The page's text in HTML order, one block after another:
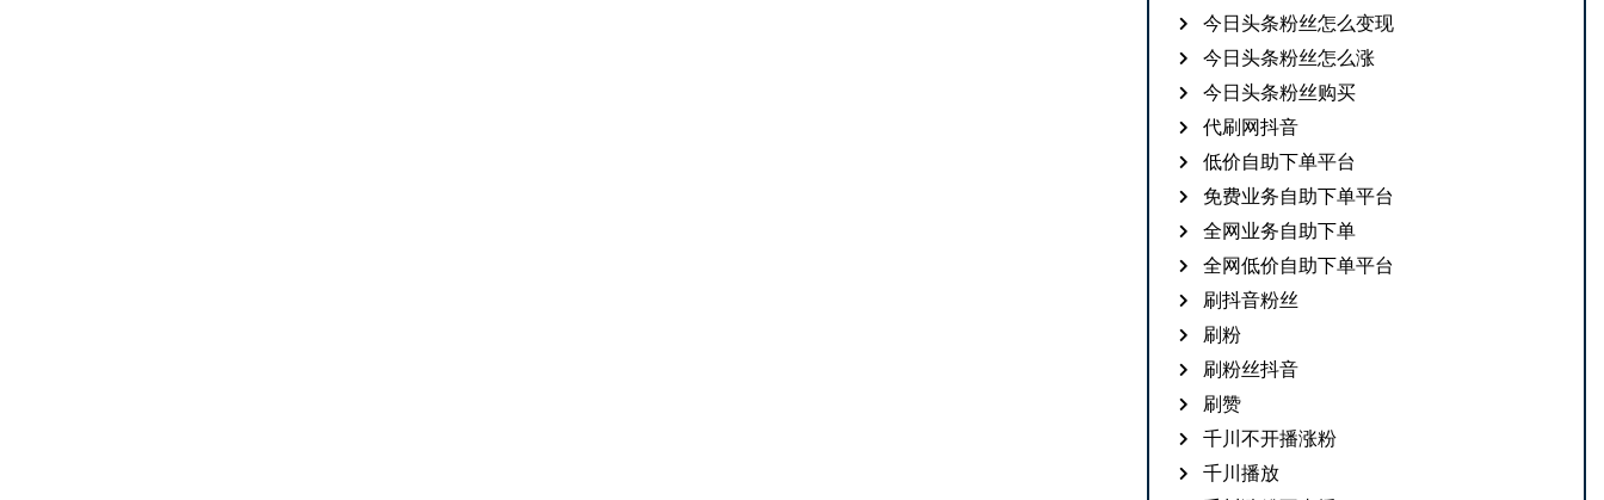
今日头条粉丝怎么变现
今日头条粉丝怎么涨
今日头条粉丝购买
代刷网抖音
低价自助下单平台
免费业务自助下单平台
全网业务自助下单
全网低价自助下单平台
刷抖音粉丝
刷粉
刷粉丝抖音
刷赞
千川不开播涨粉
千川播放